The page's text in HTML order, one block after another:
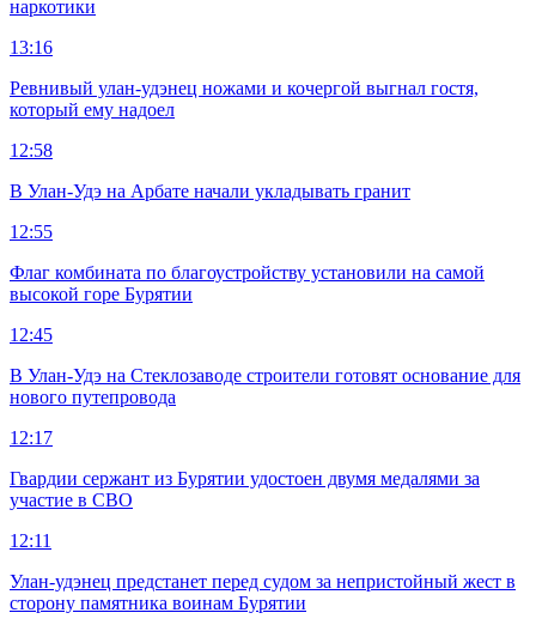
наркотики
13:16
Ревнивый улан-удэнец ножами и кочергой выгнал гостя,
который ему надоел
12:58
В Улан-Удэ на Арбате начали укладывать гранит
12:55
Флаг комбината по благоустройству установили на самой
высокой горе Бурятии
12:45
В Улан-Удэ на Стеклозаводе строители готовят основание для
нового путепровода
12:17
Гвардии сержант из Бурятии удостоен двумя медалями за
участие в СВО
12:11
Улан-удэнец предстанет перед судом за непристойный жест в
сторону памятника воинам Бурятии